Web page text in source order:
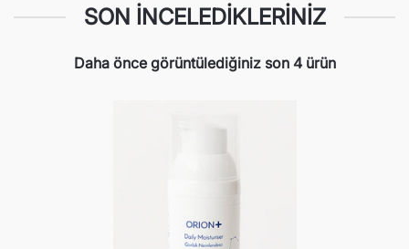
SON İNCELEDIKLERINIZ
Daha önce görüntülediğiniz son 4 ürün